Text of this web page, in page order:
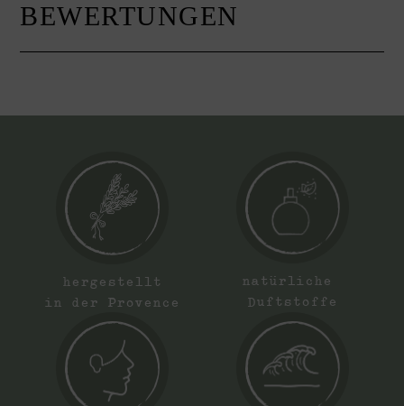
BEWERTUNGEN
hergestellt
in der Provence
natürliche
Duftstoffe